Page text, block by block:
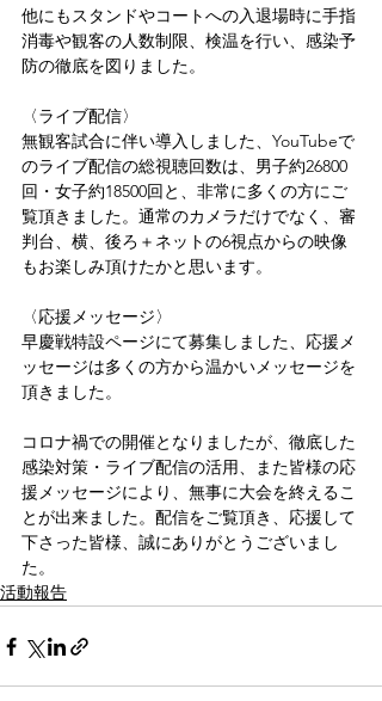
他にもスタンドやコートへの入退場時に手指
消毒や観客の人数制限、検温を行い、感染予
防の徹底を図りました。
〈ライブ配信〉
無観客試合に伴い導入しました、YouTubeで
のライブ配信の総視聴回数は、男子約26800
回・女子約18500回と、非常に多くの方にご
覧頂きました。通常のカメラだけでなく、審
判台、横、後ろ＋ネットの6視点からの映像
もお楽しみ頂けたかと思います。
〈応援メッセージ〉
早慶戦特設ページにて募集しました、応援メ
ッセージは多くの方から温かいメッセージを
頂きました。
コロナ禍での開催となりましたが、徹底した
感染対策・ライブ配信の活用、また皆様の応
援メッセージにより、無事に大会を終えるこ
とが出来ました。配信をご覧頂き、応援して
下さった皆様、誠にありがとうございまし
た。
活動報告